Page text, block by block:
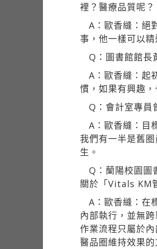
裡？醫療品質呢？
A：歐香縫：絕
事，他一樣可以
Q：圖書館館長
A：歐香縫：起
慣，如果有興趣
Q：會計室專員
A：歐香縫：目
我們有一半是舊
生。
Q：蘭陽校園圖
關於「Vitals KM
A：歐香縫：在
內部執行，並無
作業流程只屬於
醫品圈維持效果